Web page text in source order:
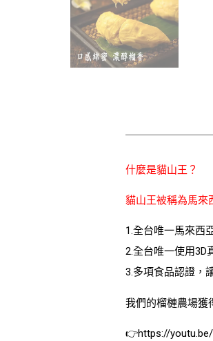
什麼是貓山王？
貓山王被稱為馬來
1.全台唯一馬來西
2.全台唯一使用3D
3.多項食品認證，
我們的榴槤農場獲
👉https://